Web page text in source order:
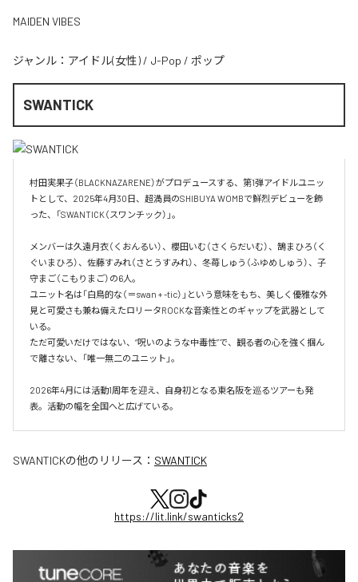
MAIDEN VIBES
ジャンル： アイドル(女性) / J-Pop / ポップ
SWANTICK
村田実果子（BLACKNAZARENE）がプロデュースする、第1弾アイドルユニッ
トとして、2025年4月30日、超満員のSHIBUYA WOMBで鮮烈デビューを飾
った、「SWANTICK（スワンチック）」。
メンバーは久遠月衣（くおんるい）、櫻田いむ（さくらだいむ）、鵠まひろ（く
ぐいまひろ）、佐藤すみれ（さとうすみれ）、冬苺しゅう（ふゆめしゅう）、子
守まご（こもりまご）の6人。
ユニット名は「白鳥的な（＝swan + -tic）」という意味をもち、美しく優雅な外
見と可愛さも兼ね備えたロリータROCKな音楽性とのギャップを武器として
いる。
ただ可愛いだけではない、“呪いのような中毒性”で、観る者の心を強く掴ん
で離さない、「唯一無二のユニット」。
2026年4月には活動1周年を迎え、自身初となる東名阪を巡るツアーも発
表。活動の幅を全国へと広げている。
SWANTICKの他のリリース： SWANTICK
https://lit.link/swanticks2